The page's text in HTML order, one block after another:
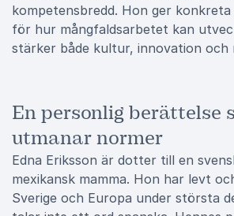
kompetensbredd. Hon ger
för hur mångfaldsarbetet kan
stärker både kultur, innovation och
En personlig berättelse
utmanar normer
Edna Eriksson är dotter till en
mexikansk mamma. Hon har levt
Sverige och Europa under största